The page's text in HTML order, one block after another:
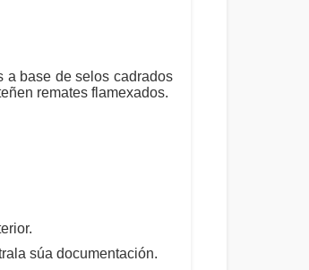
a base de selos cadrados
remates flamexados.
súa documentación.